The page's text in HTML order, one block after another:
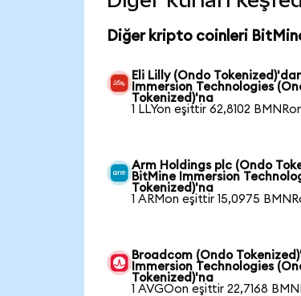
Diğer kripto coinleri
Eli Lilly (Ondo
Immersion Technologies
Tokenized)'na
1 LLYon eşittir 62,8102
Arm Holdings plc (Ondo
BitMine Immersion
Tokenized)'na
1 ARMon eşittir 15,0975
Broadcom (Ondo
Immersion Technologies
Tokenized)'na
1 AVGOon eşittir 22,7168